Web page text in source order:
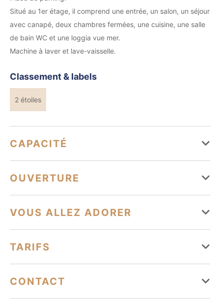
Situé au 1er étage, il comprend une entrée, un salon, un séjour
avec canapé, deux chambres fermées, une cuisine, une salle
de bain WC et une loggia vue mer.
Machine à laver et lave-vaisselle.
Classement & labels
2 étoiles
CAPACITÉ
2 chambre(s)
Types d'hébergement
Appartement
OUVERTURE
Du 01 janvier au 31 décembre
Lundi Ouvert
Mardi
VOUS ALLEZ ADORER
Parking
Conforts
TARIFS
Tarifs
CONTACT